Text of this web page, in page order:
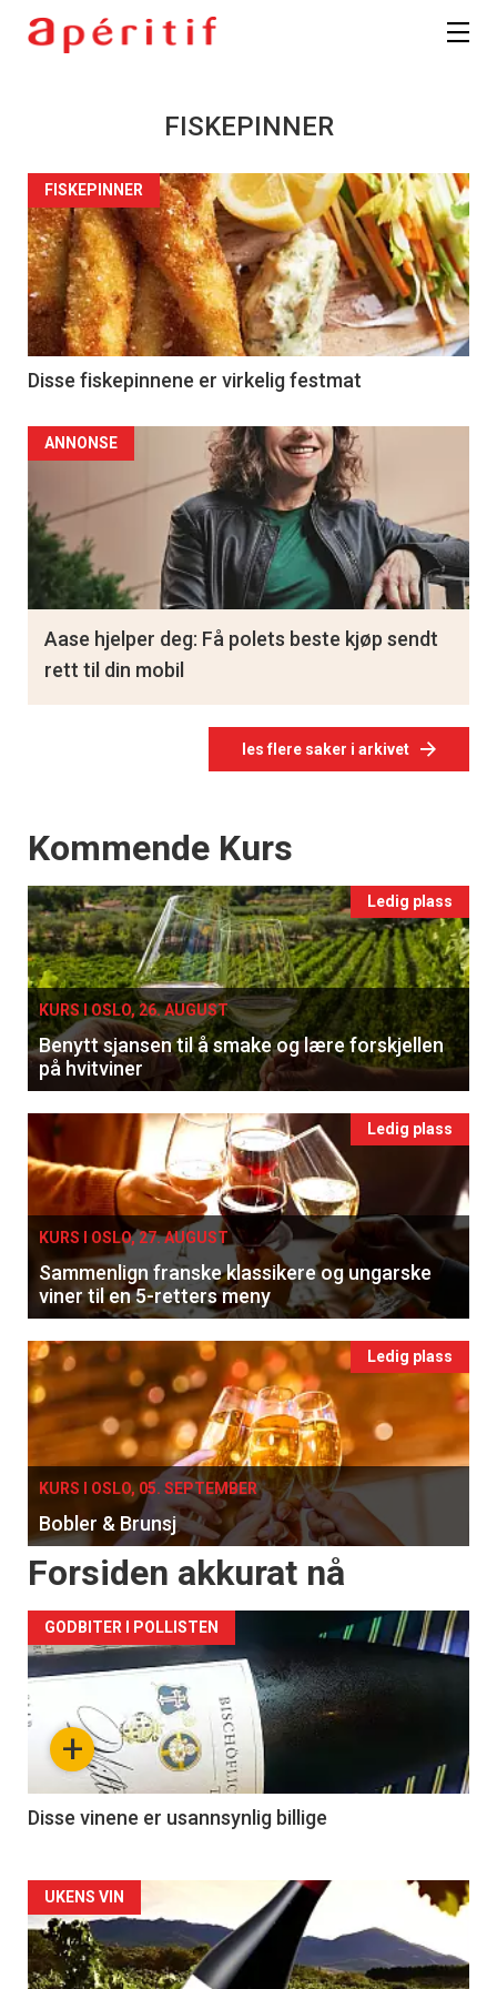
FISKEPINNER
FISKEPINNER
Disse fiskepinnene er virkelig festmat
les flere saker i arkivet
ANNONSE
Aase hjelper deg: Få polets beste kjøp sendt
rett til din mobil
Events
Kommende Kurs
Ledig plass
KURS I OSLO, 26. AUGUST
Benytt sjansen til å smake og lære forskjellen
på hvitviner
Ledig plass
KURS I OSLO, 27. AUGUST
Sammenlign franske klassikere og ungarske
viner til en 5-retters meny
Ledig plass
KURS I OSLO, 05. SEPTEMBER
Bobler & Brunsj
Forsiden akkurat nå
+
GODBITER I POLLISTEN
Disse vinene er usannsynlig billige
Forsiden
akkurat
UKENS VIN